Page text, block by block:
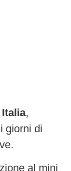
Italia,
giorni di
al mini